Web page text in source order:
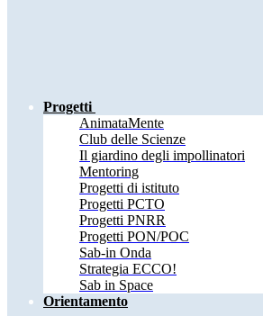
Progetti
AnimataMente
Club delle Scienze
Il giardino degli impollinatori
Mentoring
Progetti di istituto
Progetti PCTO
Progetti PNRR
Progetti PON/POC
Sab-in Onda
Strategia ECCO!
Sab in Space
Orientamento